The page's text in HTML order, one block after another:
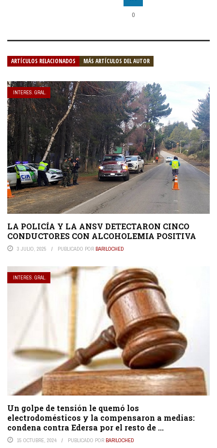
0
ARTÍCULOS RELACIONADOS MÁS ARTÍCULOS DEL AUTOR
INTERES. GRAL.
LA POLICÍA Y LA ANSV DETECTARON CINCO
CONDUCTORES CON ALCOHOLEMIA POSITIVA
3 JULIO, 2025 PUBLICADO POR BARILOCHED
INTERES. GRAL.
Un golpe de tensión le quemó los
electrodomésticos y la compensaron a medias:
condena contra Edersa por el resto de ...
15 OCTUBRE, 2024 PUBLICADO POR BARILOCHED